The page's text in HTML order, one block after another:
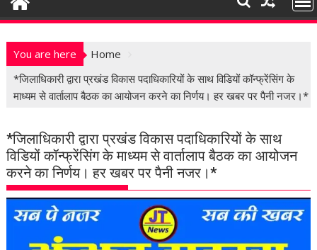
n
You are here
Home
*जिलाधिकारी द्वारा प्रखंड विकास पदाधिकारियों के साथ विडियों कॉन्फ्रेंसिंग के
माध्यम से वार्तालाप बैठक का आयोजन करने का निर्णय। हर खबर पर पैनी नजर।*
*जिलाधिकारी द्वारा प्रखंड विकास पदाधिकारियों के साथ
विडियों कॉन्फ्रेंसिंग के माध्यम से वार्तालाप बैठक का आयोजन
करने का निर्णय। हर खबर पर पैनी नजर।*